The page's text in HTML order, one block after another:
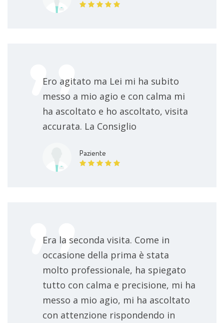
Ero agitato ma Lei mi ha subito
messo a mio agio e con calma mi
ha ascoltato e ho ascoltato, visita
accurata. La Consiglio
Paziente
Era la seconda visita. Come in
occasione della prima è stata
molto professionale, ha spiegato
tutto con calma e precisione, mi ha
messo a mio agio, mi ha ascoltato
con attenzione rispondendo in